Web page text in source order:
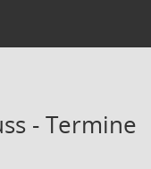
- Termine